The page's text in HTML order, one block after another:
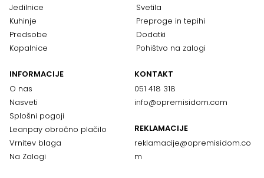
Jedilnice
Kuhinje
Predsobe
Kopalnice
Svetila
Preproge in tepihi
Dodatki
Pohištvo na zalogi
INFORMACIJE
O nas
Nasveti
Splošni pogoji
Leanpay obročno plačilo
Vrnitev blaga
Na Zalogi
KONTAKT
051 418 318
info@opremisidom.com
REKLAMACIJE
reklamacije@opremisidom.co
m